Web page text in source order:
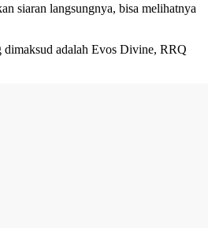
siaran langsungnya, bisa melihatnya
dimaksud adalah Evos Divine, RRQ